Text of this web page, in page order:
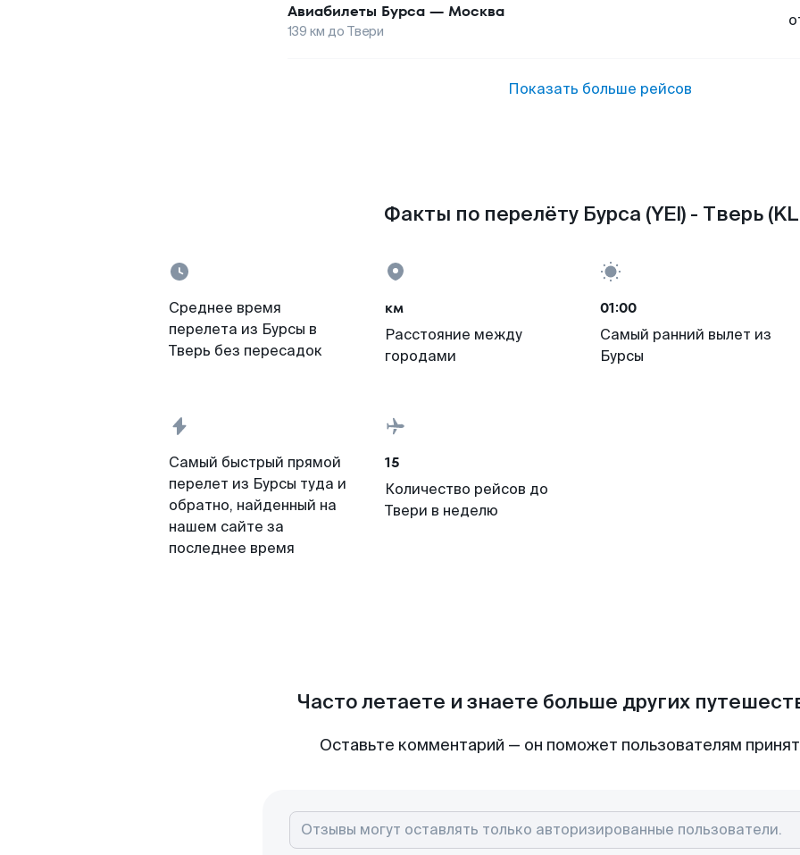
Авиабилеты Бурса — Москва
139 км до Твери
Показать больше рейсов
Факты по перелёту Бурса (YEI) - Тверь
Среднее время
перелета из Бурсы в
Тверь без пересадок
км
Расстояние между
городами
01:00
Самый ранний вылет из
Бурсы
Самый быстрый прямой
перелет из Бурсы туда и
обратно, найденный на
нашем сайте за
последнее время
15
Количество рейсов до
Твери в неделю
Часто летаете и знаете больше других
Оставьте комментарий — он поможет пользователям